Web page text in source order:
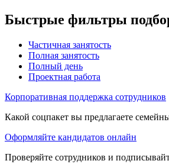
Быстрые фильтры
Частичная занятость
Полная занятость
Полный день
Проектная работа
Корпоративная поддержка сотрудников
Какой соцпакет вы предлагаете
Оформляйте кандидатов онлайн
Проверяйте сотрудников и